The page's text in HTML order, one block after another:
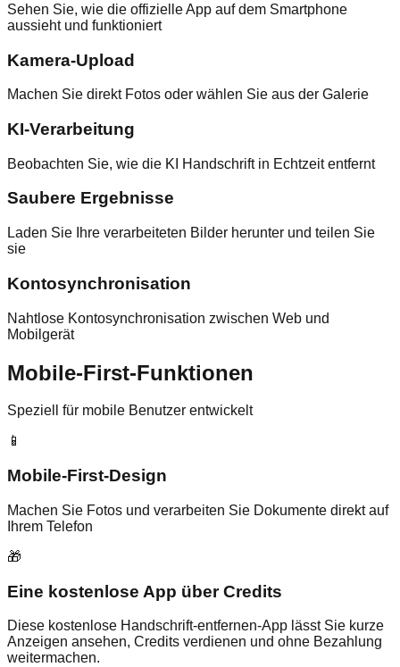
Sehen Sie, wie die offizielle App auf dem Smartphone
aussieht und funktioniert
Kamera-Upload
Machen Sie direkt Fotos oder wählen Sie aus der Galerie
KI-Verarbeitung
Beobachten Sie, wie die KI Handschrift in Echtzeit entfernt
Saubere Ergebnisse
Laden Sie Ihre verarbeiteten Bilder herunter und teilen Sie
sie
Kontosynchronisation
Nahtlose Kontosynchronisation zwischen Web und
Mobilgerät
Mobile-First-Funktionen
Speziell für mobile Benutzer entwickelt
📱
Mobile-First-Design
Machen Sie Fotos und verarbeiten Sie Dokumente direkt auf
Ihrem Telefon
🎁
Eine kostenlose App über Credits
Diese kostenlose Handschrift-entfernen-App lässt Sie kurze
Anzeigen ansehen, Credits verdienen und ohne Bezahlung
weitermachen.